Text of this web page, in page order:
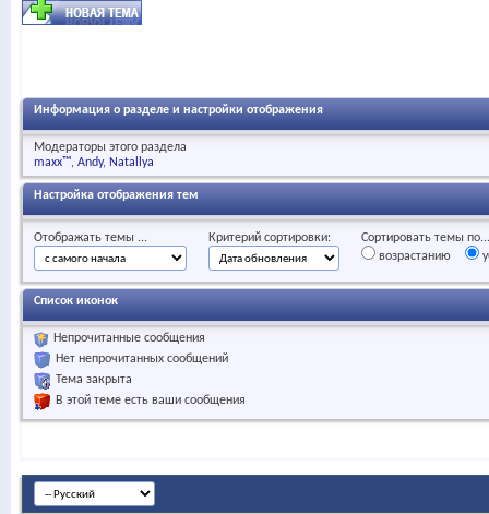
Информация о разделе и настройки отображения
Модераторы этого раздела
maxx™ Andy Natallya
Настройка отображения тем
Отображать темы ... Критерий сортировки:
Сортировать темы по...
возрастанию
Список иконок
Непрочитанные сообщения
Нет непрочитанных сообщений
Тема закрыта
В этой теме есть ваши сообщения